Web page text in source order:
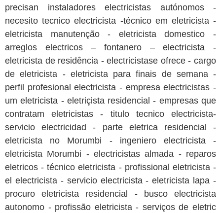
precisan instaladores electricistas autónomos -
necesito tecnico electricista -técnico em eletricista -
eletricista manutenção - eletricista domestico -
arreglos electricos – fontanero – electricista -
eletricista de residência - electricistase ofrece - cargo
de eletricista - eletricista para finais de semana -
perfil profesional electricista - empresa electricistas -
um eletricista - eletriçista residencial - empresas que
contratam eletricistas - titulo tecnico electricista-
servicio electricidad - parte eletrica residencial -
eletricista no Morumbi - ingeniero electricista -
eletricista Morumbi - electricistas almada - reparos
eletricos - técnico eletricista - profissional eletricista -
el electricista - servicio electricista - eletricista lapa -
procuro eletricista residencial - busco electricista
autonomo - profissão eletricista - serviços de eletric